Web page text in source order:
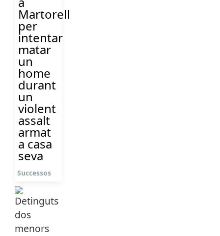
Martorell
per
intentar
matar
un
home
durant
un
violent
assalt
armat
a casa
seva
Successos